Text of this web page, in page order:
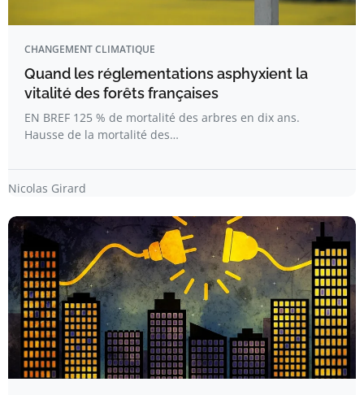
CHANGEMENT CLIMATIQUE
Quand les réglementations asphyxient la
vitalité des forêts françaises
EN BREF 125 % de mortalité des arbres en dix ans.
Hausse de la mortalité des…
Nicolas Girard